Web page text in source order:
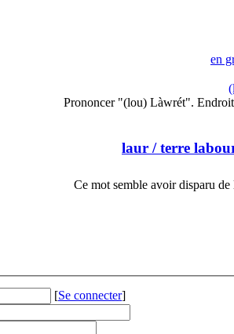
en
Prononcer "(lou) Làwrét".
laur / terre
Ce mot semble avoir disparu
[Se connecter]